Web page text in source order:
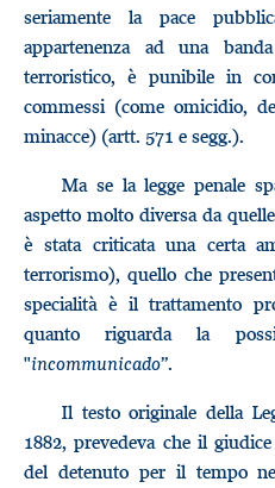
seriamente la pace
appartenenza ad una
terroristico, è punibile in
commessi (come omicidio,
minacce) (artt. 571 e segg.).
Ma se la legge penale
aspetto molto diversa da
è stata criticata una certa
terrorismo), quello che
specialità è il trattamento
quanto riguarda la
"incommunicado”.
Il testo originale della
1882, prevedeva che il
del detenuto per il tempo